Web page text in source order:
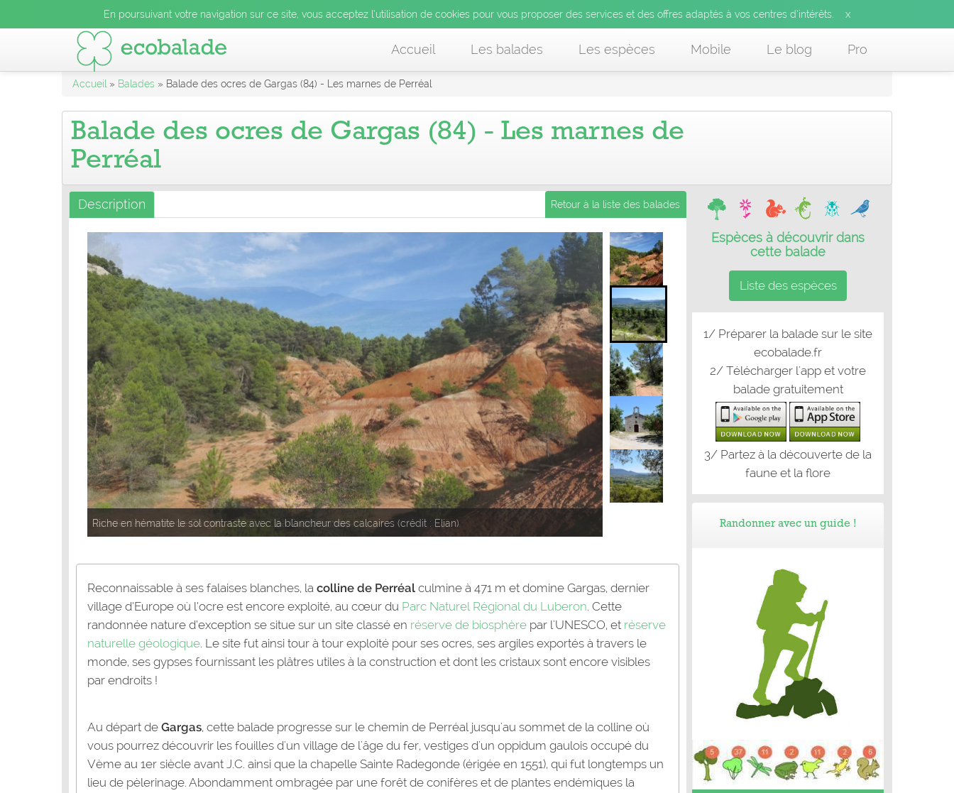
En poursuivant votre navigation sur ce site, vous acceptez l’utilisation de cookies pour vous proposer des services et des offres adaptés à vos centres d’intérêts. x
Accueil Les balades Les espèces Mobile Le blog Pro
Accueil » Balades » Balade des ocres de Gargas (84) - Les marnes de Perréal
Balade des ocres de Gargas (84) - Les marnes de
Perréal
Description Retour à la liste des balades
Balade des ocres de Gargas (Crédits : Léa Charbonnier)
Reconnaissable à ses falaises blanches, la colline de Perréal culmine à 471 m et domine Gargas, dernier
village d’Europe où l’ocre est encore exploité, au cœur du Parc Naturel Régional du Luberon. Cette
randonnée nature d’exception se situe sur un site classé en réserve de biosphère par l'UNESCO, et réserve
naturelle géologique. Le site fut ainsi tour à tour exploité pour ses ocres, ses argiles exportés à travers le
monde, ses gypses fournissant les plâtres utiles à la construction et dont les cristaux sont encore visibles
par endroits !
Au départ de Gargas, cette balade progresse sur le chemin de Perréal jusqu'au sommet de la colline où
vous pourrez découvrir les fouilles d'un village de l'âge du fer, vestiges d'un oppidum gaulois occupé du
Vème au 1er siècle avant J.C. ainsi que la chapelle Sainte Radegonde (érigée en 1551), qui fut longtemps un
lieu de pèlerinage. Abondamment ombragée par une forêt de conifères et de plantes endémiques la
Espèces à découvrir dans
cette balade
Liste des espèces
1/ Préparer la balade sur le site
ecobalade.fr
2/ Télécharger l'app et votre
balade gratuitement
3/ Partez à la découverte de la
faune et la flore
Randonner avec un guide !